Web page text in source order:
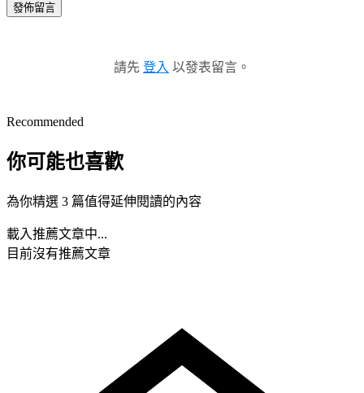
發佈留言
請先 登入 以發表留言。
Recommended
你可能也喜歡
為你精選 3 篇值得延伸閱讀的內容
載入推薦文章中...
目前沒有推薦文章